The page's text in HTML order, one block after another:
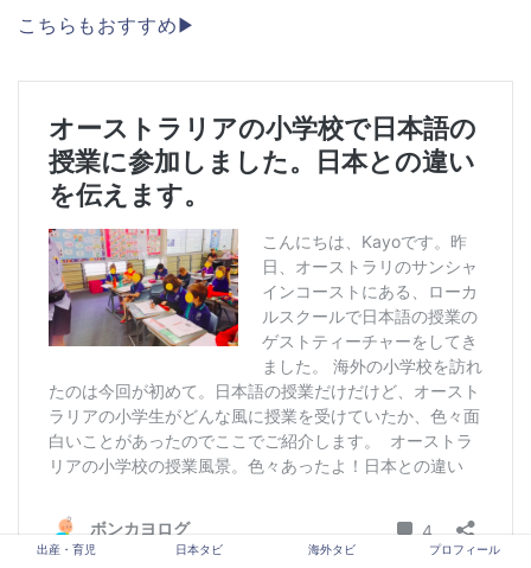
こちらもおすすめ▶︎
出産・育児 日本タビ 海外タビ プロフィール